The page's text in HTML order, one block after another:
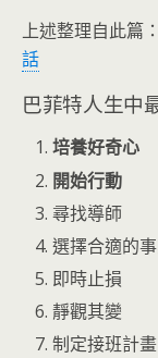
上述整理自此篇：
話
巴菲特人生中
培養好奇心
開始行動
尋找導師
選擇合適的
即時止損
靜觀其變
制定接班計畫